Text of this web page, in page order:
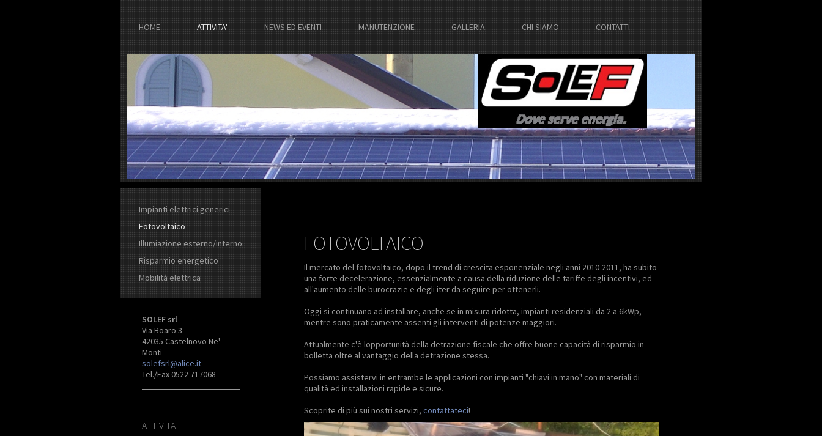
HOME ATTIVITA' NEWS ED EVENTI MANUTENZIONE GALLERIA CHI SIAMO CONTATTI
Impianti elettrici generici
Fotovoltaico
Illumiazione esterno/interno
Risparmio energetico
Mobilità elettrica
SOLEF srl
Via Boaro 3
42035 Castelnovo Ne'
Monti
solefsrl@alice.it
Tel./Fax 0522 717068
ATTIVITA'
FOTOVOLTAICO
Il mercato del fotovoltaico, dopo il trend di crescita esponenziale negli anni 2010-2011, ha subito
una forte decelerazione, essenzialmente a causa della riduzione delle tariffe degli incentivi, ed
all'aumento delle burocrazie e degli iter da seguire per ottenerli.
Oggi si continuano ad installare, anche se in misura ridotta, impianti residenziali da 2 a 6kWp,
mentre sono praticamente assenti gli interventi di potenze maggiori.
Attualmente c'è lopportunità della detrazione fiscale che offre buone capacità di risparmio in
bolletta oltre al vantaggio della detrazione stessa.
Possiamo assistervi in entrambe le applicazioni con impianti "chiavi in mano" con materiali di
qualità ed installazioni rapide e sicure.
Scoprite di più sui nostri servizi, contattateci!